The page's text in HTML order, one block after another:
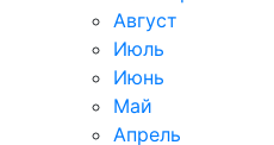
Август
Июль
Июнь
Май
Апрель